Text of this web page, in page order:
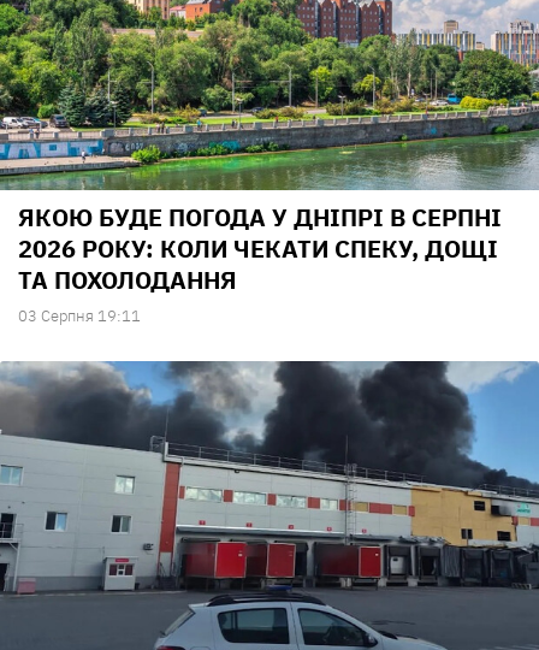
ЯКОЮ БУДЕ ПОГОДА У ДНІПРІ В СЕРПНІ
2026 РОКУ: КОЛИ ЧЕКАТИ СПЕКУ, ДОЩІ
ТА ПОХОЛОДАННЯ
03 Серпня 19:11